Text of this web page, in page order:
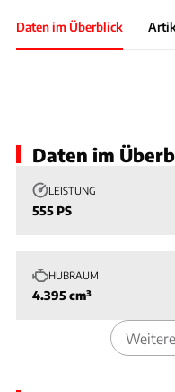
Daten im Überblick
Daten im
LEISTUNG
555 PS
HUBRAUM
4.395 cm³